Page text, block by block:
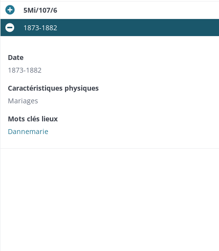
5Mi/107/6
1873-1882
Date
1873-1882
Caractéristiques physiques
Mariages
Mots clés lieux
Dannemarie